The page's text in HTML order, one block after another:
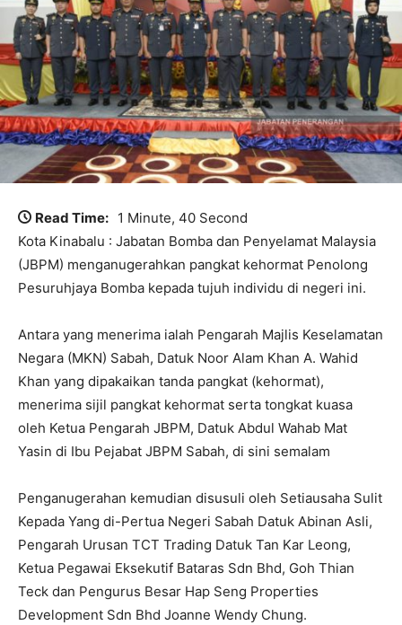
Read Time: 1 Minute, 40 Second
Kota Kinabalu : Jabatan Bomba dan Penyelamat Malaysia
(JBPM) menganugerahkan pangkat kehormat Penolong
Pesuruhjaya Bomba kepada tujuh individu di negeri ini.
Antara yang menerima ialah Pengarah Majlis Keselamatan
Negara (MKN) Sabah, Datuk Noor Alam Khan A. Wahid
Khan yang dipakaikan tanda pangkat (kehormat),
menerima sijil pangkat kehormat serta tongkat kuasa
oleh Ketua Pengarah JBPM, Datuk Abdul Wahab Mat
Yasin di Ibu Pejabat JBPM Sabah, di sini semalam
Penganugerahan kemudian disusuli oleh Setiausaha Sulit
Kepada Yang di-Pertua Negeri Sabah Datuk Abinan Asli,
Pengarah Urusan TCT Trading Datuk Tan Kar Leong,
Ketua Pegawai Eksekutif Bataras Sdn Bhd, Goh Thian
Teck dan Pengurus Besar Hap Seng Properties
Development Sdn Bhd Joanne Wendy Chung.